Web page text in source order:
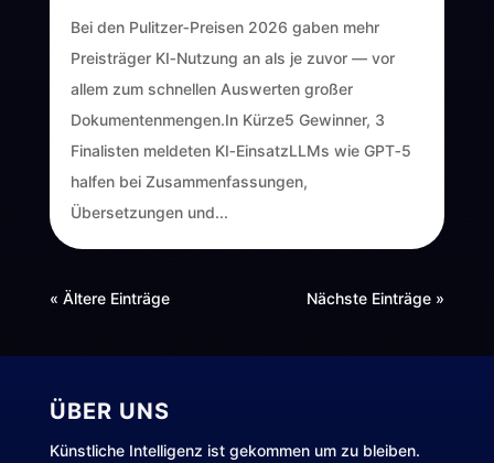
Bei den Pulitzer‑Preisen 2026 gaben mehr
Preisträger KI‑Nutzung an als je zuvor — vor
allem zum schnellen Auswerten großer
Dokumentenmengen.In Kürze5 Gewinner, 3
Finalisten meldeten KI‑EinsatzLLMs wie GPT‑5
halfen bei Zusammenfassungen,
Übersetzungen und...
« Ältere Einträge Nächste Einträge »
ÜBER UNS
Künstliche Intelligenz ist gekommen um zu bleiben.